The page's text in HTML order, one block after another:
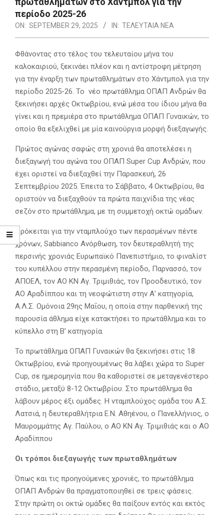
περίοδο 2025-26
ON: SEPTEMBER 29, 2025 IN: ΤΕΛΕΥΤΑΙΑ ΝΕΑ
Φθάνοντας στο τέλος του τελευταίου μήνα του
καλοκαιριού, ξεκινάει πλέον και η αντίστροφη μέτρηση
για την έναρξη των πρωταθλημάτων στο Χάντμπολ για την
περίοδο 2025-26. Το νέο πρωτάθλημα ΟΠΑΠ Ανδρών θα
ξεκινήσει αρχές Οκτωβρίου, ενώ μέσα του ίδιου μήνα θα
γίνει και η πρεμιέρα στο πρωτάθλημα ΟΠΑΠ Γυναικών, το
οποίο θα εξελιχθεί με μία καινούργια μορφή διεξαγωγής.
Πρώτος αγώνας σαφώς στη χρονιά θα αποτελέσει η
διεξαγωγή του αγώνα του ΟΠΑΠ Super Cup Ανδρών, που
έχει οριστεί να διεξαχθεί την Παρασκευή, 26
Σεπτεμβρίου 2025. Έπειτα το Σάββατο, 4 Οκτωβρίου, θα
οριστούν να διεξαχθούν τα πρώτα παιχνίδια της νέας
σεζόν στο πρωτάθλημα, με τη συμμετοχή οκτώ ομάδων.
Πρόκειται για την νταμπλούχο των περασμένων πέντε
χρόνων, Sabbianco Ανόρθωση, τον δευτεραθλητή της
περσινής χρονιάς Ευρωπαϊκό Πανεπιστήμιο, το φιναλίστ
του κυπέλλου στην περασμένη περίοδο, Παρνασσό, τον
ΑΠΟΕΛ, τον ΑΟ ΚΝ Αγ. Τριμιθιάς, τον Προοδευτικό, τον
ΑΟ Αραδίππου και τη νεοφώτιστη στην Α’ κατηγορία,
Α.Λ.Σ. Ομόνοια 29ης Μαΐου, η οποία στην παρθενική της
παρουσία άθλημα είχε κατακτήσει το πρωτάθλημα και το
κύπελλο στη Β’ κατηγορία.
Το πρωτάθλημα ΟΠΑΠ Γυναικών θα ξεκινήσει στις 18
Οκτωβρίου, ενώ προηγουμένως θα λάβει χώρα το Super
Cup, σε ημερομηνία που θα καθοριστεί σε μεταγενέστερο
στάδιο, μεταξύ 8-12 Οκτωβρίου. Στο πρωτάθλημα θα
λάβουν μέρος έξι ομάδες. H νταμπλούχος ομάδα του Α.Σ.
Λατσιά, η δευτεραθλήτρια Ε.Ν. Αθηένου, ο Πανελλήνιος, ο
Μαυρομμάτης Αγ. Παύλου, ο ΑΟ ΚΝ Αγ. Τριμιθιάς και ο ΑΟ
Αραδίππου
Οι τρόποι διεξαγωγής των πρωταθλημάτων
Όπως και τις προηγούμενες χρονιές, το πρωτάθλημα
ΟΠΑΠ Ανδρών θα πραγματοποιηθεί σε τρεις φάσεις.
Στην πρώτη οι οκτώ ομάδες θα παίξουν εντός και εκτός